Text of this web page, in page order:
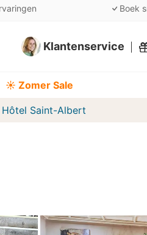
Boek
Klantenservice
☀️ Zomer Sale
Hôtel Saint-Albert